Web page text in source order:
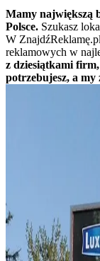
Mamy największą
Polsce. Szukasz
W
reklamowych w
z dziesiątkami firm,
potrzebujesz, a my